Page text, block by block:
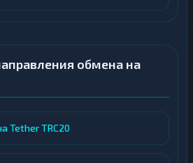
обмена на
Tether TRC20